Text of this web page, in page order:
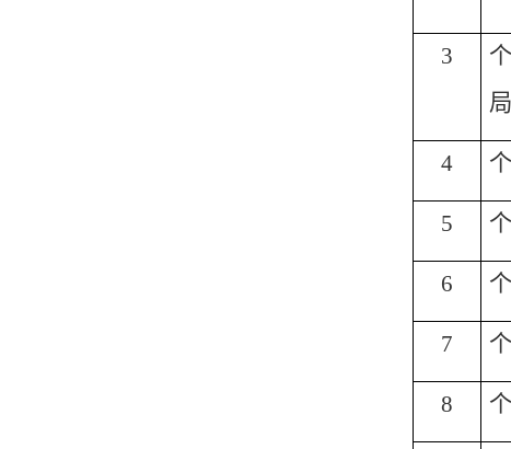
3
局
4
5
6
7
8